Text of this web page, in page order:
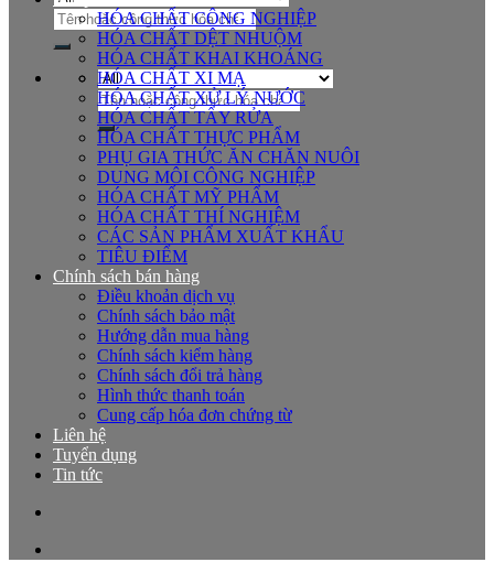
Tìm
kiếm:
Tìm
kiếm:
HÓA CHẤT CÔNG NGHIỆP
HÓA CHẤT DỆT NHUỘM
HÓA CHẤT KHAI KHOÁNG
HÓA CHẤT XI MẠ
HÓA CHẤT XỬ LÝ NƯỚC
HÓA CHẤT TẨY RỬA
HÓA CHẤT THỰC PHẨM
PHỤ GIA THỨC ĂN CHĂN NUÔI
DUNG MÔI CÔNG NGHIỆP
HÓA CHẤT MỸ PHẨM
HÓA CHẤT THÍ NGHIỆM
CÁC SẢN PHẨM XUẤT KHẨU
TIÊU ĐIỂM
Chính sách bán hàng
Điều khoản dịch vụ
Chính sách bảo mật
Hướng dẫn mua hàng
Chính sách kiểm hàng
Chính sách đổi trả hàng
Hình thức thanh toán
Cung cấp hóa đơn chứng từ
Liên hệ
Tuyển dụng
Tin tức